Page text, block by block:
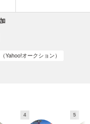
Yahoo!オークション）
4 5